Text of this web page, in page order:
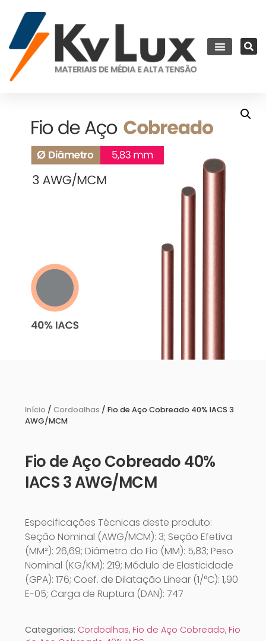
Início / Cordoalhas / Fio de Aço Cobreado 40% IACS 3
AWG/MCM
Fio de Aço Cobreado 40%
IACS 3 AWG/MCM
Especificações Técnicas deste produto:
Seção Nominal (AWG/MCM): 3; Seção Efetiva
(MM²): 26,69; Diâmetro do Fio (MM): 5,83; Peso
Nominal (KG/KM): 219; Módulo de Elasticidade
(GPA): 176; Coef. de Dilatação Linear (1/°C): 1,90
E-05; Carga de Ruptura (DAN): 747
Categorias: Cordoalhas, Fio de Aço Cobreado, Fio